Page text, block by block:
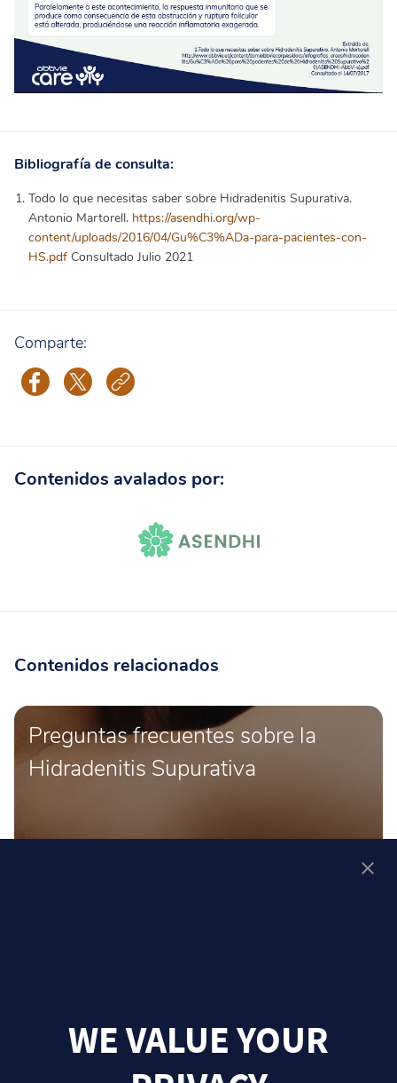
Bibliografía de consulta:
Todo lo que necesitas saber sobre Hidradenitis Supurativa.
Antonio Martorell. https://asendhi.org/wp-
content/uploads/2016/04/Gu%C3%ADa-para-pacientes-con-
HS.pdf Consultado Julio 2021
Comparte:
Contenidos avalados por:
Contenidos relacionados
Preguntas frecuentes sobre la
Hidradenitis Supurativa
WE VALUE YOUR